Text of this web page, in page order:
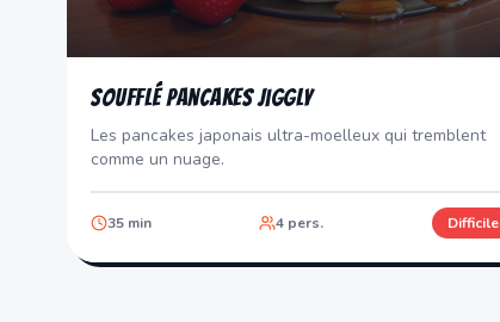
Soufflé Pancakes Jiggly
Les pancakes japonais ultra-moelleux qui tremblent
comme un nuage.
35 min 4 pers. Difficile